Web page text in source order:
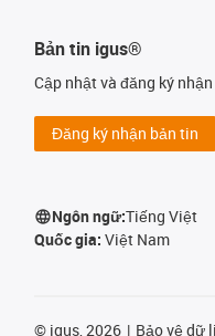
Bản tin igus®
Cập nhật và đăng ký
Đăng ký nhận bản tin
Ngôn ngữ:Tiếng Việt
Quốc gia: Việt Nam
© igus, 2026 Bảo vệ dữ